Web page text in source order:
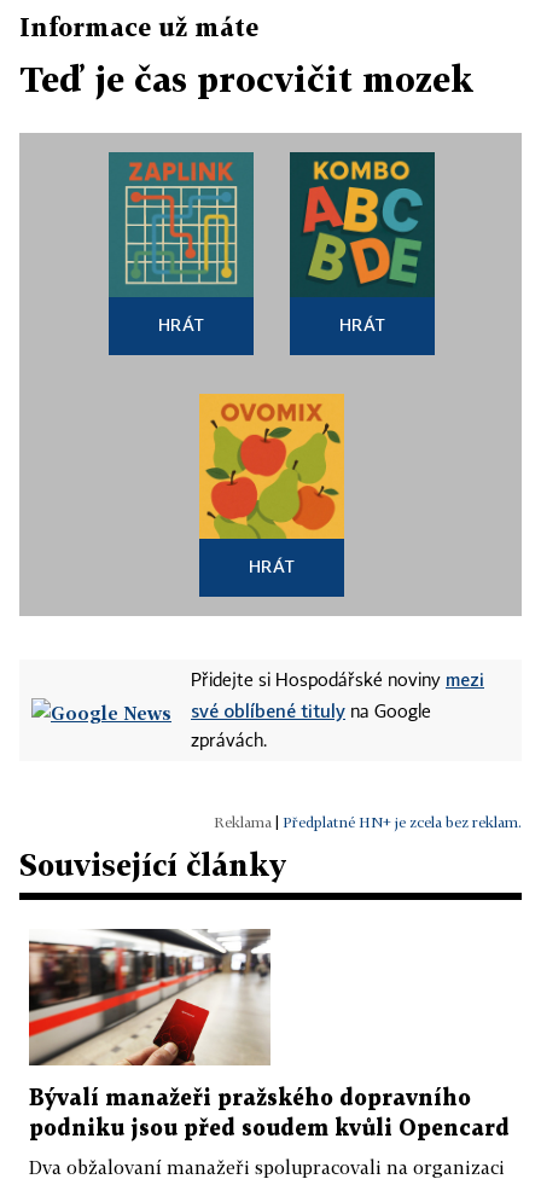
Informace už máte
Teď je čas procvičit mozek
HRÁT HRÁT
HRÁT
Přidejte si Hospodářské noviny mezi
své oblíbené tituly na Google
zprávách.
Předplatné HN+ je zcela bez reklam.
Související články
Bývalí manažeři pražského dopravního
podniku jsou před soudem kvůli Opencard
Dva obžalovaní manažeři spolupracovali na organizaci